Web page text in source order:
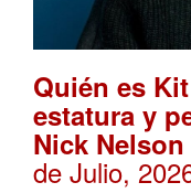
Quién es
estatura y
Nick
de Julio,